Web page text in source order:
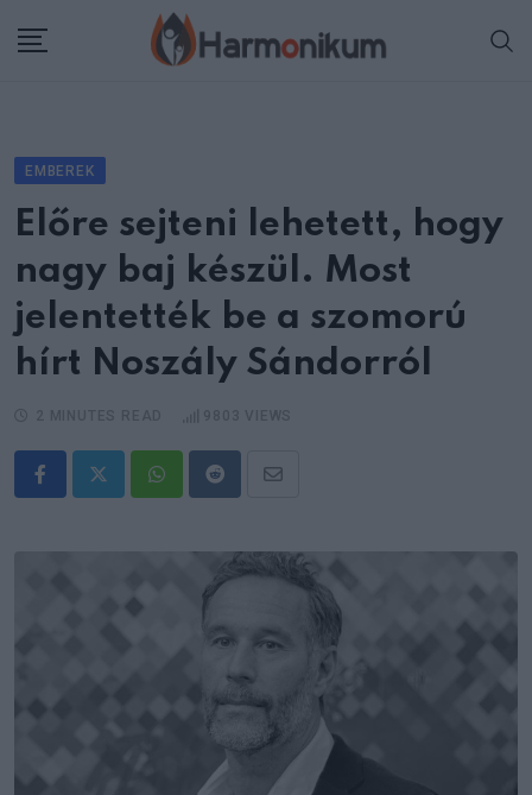
EMBEREK
Előre sejteni lehetett, hogy
nagy baj készül. Most
jelentették be a szomorú
hírt Noszály Sándorról
WhatsappRedditShare
Email